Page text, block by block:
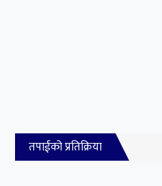
तपाईको प्रतिक्रिया